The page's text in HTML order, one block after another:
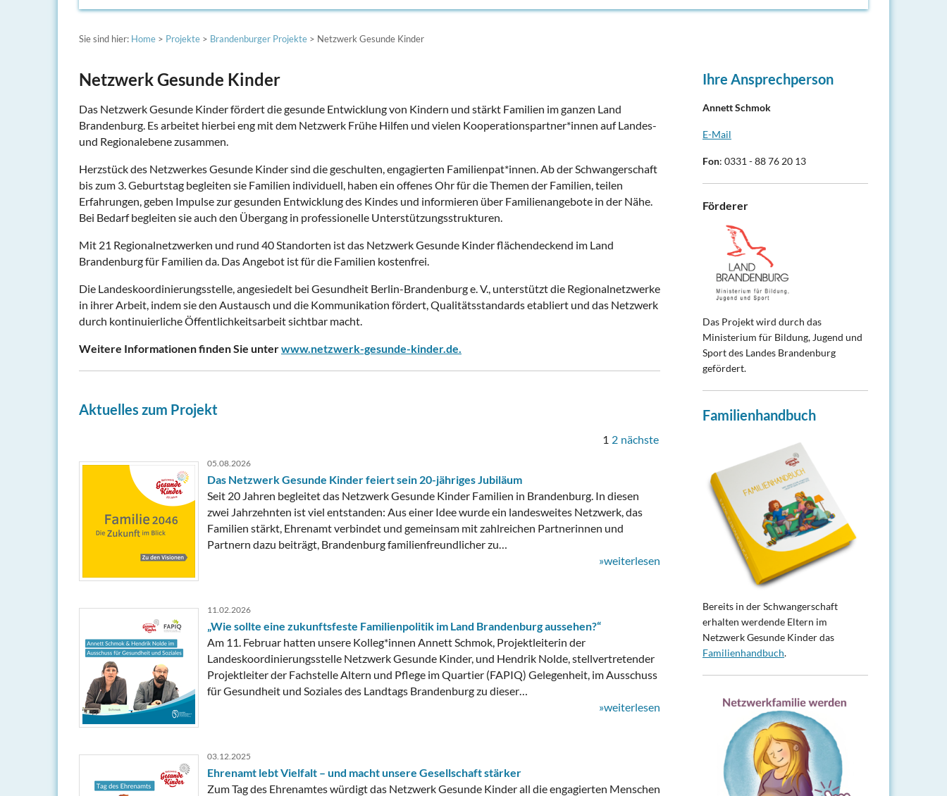
Sie sind hier: Home > Projekte > Brandenburger Projekte > Netzwerk Gesunde Kinder
Netzwerk Gesunde Kinder
Das Netzwerk Gesunde Kinder fördert die gesunde Entwicklung von Kindern und stärkt Familien im ganzen Land
Brandenburg. Es arbeitet hierbei eng mit dem Netzwerk Frühe Hilfen und vielen Kooperationspartner*innen auf Landes-
und Regionalebene zusammen.
Herzstück des Netzwerkes Gesunde Kinder sind die geschulten, engagierten Familienpat*innen. Ab der Schwangerschaft
bis zum 3. Geburtstag begleiten sie Familien individuell, haben ein offenes Ohr für die Themen der Familien, teilen
Erfahrungen, geben Impulse zur gesunden Entwicklung des Kindes und informieren über Familienangebote in der Nähe.
Bei Bedarf begleiten sie auch den Übergang in professionelle Unterstützungsstrukturen.
Mit 21 Regionalnetzwerken und rund 40 Standorten ist das Netzwerk Gesunde Kinder flächendeckend im Land
Brandenburg für Familien da. Das Angebot ist für die Familien kostenfrei.
Die Landeskoordinierungsstelle, angesiedelt bei Gesundheit Berlin-Brandenburg e. V., unterstützt die Regionalnetzwerke
in ihrer Arbeit, indem sie den Austausch und die Kommunikation fördert, Qualitätsstandards etabliert und das Netzwerk
durch kontinuierliche Öffentlichkeitsarbeit sichtbar macht.
Weitere Informationen finden Sie unterwww.netzwerk-gesunde-kinder.de.
Aktuelles zum Projekt
1 2 nächste
05.08.2026
Das Netzwerk Gesunde Kinder feiert sein 20-jähriges Jubiläum
Seit 20 Jahren begleitet das Netzwerk Gesunde Kinder Familien in Brandenburg. In diesen
zwei Jahrzehnten ist viel entstanden: Aus einer Idee wurde ein landesweites Netzwerk, das
Familien stärkt, Ehrenamt verbindet und gemeinsam mit zahlreichen Partnerinnen und
Partnern dazu beiträgt, Brandenburg familienfreundlicher zu…
»weiterlesen
11.02.2026
„Wie sollte eine zukunftsfeste Familienpolitik im Land Brandenburg aussehen?“
Am 11. Februar hatten unsere Kolleg*innen Annett Schmok, Projektleiterin der
Landeskoordinierungsstelle Netzwerk Gesunde Kinder, und Hendrik Nolde, stellvertretender
Projektleiter der Fachstelle Altern und Pflege im Quartier (FAPIQ) Gelegenheit, im Ausschuss
für Gesundheit und Soziales des Landtags Brandenburg zu dieser…
»weiterlesen
03.12.2025
Ehrenamt lebt Vielfalt – und macht unsere Gesellschaft stärker
Zum Tag des Ehrenamtes würdigt das Netzwerk Gesunde Kinder all die engagierten Menschen
Ihre Ansprechperson
Annett Schmok
E-Mail
Fon: 0331 - 88 76 20 13
Förderer
Das Projekt wird durch das
Ministerium für Bildung, Jugend und
Sport des Landes Brandenburg
gefördert.
Familienhandbuch
Bereits in der Schwangerschaft
erhalten werdende Eltern im
Netzwerk Gesunde Kinder das
Familienhandbuch.